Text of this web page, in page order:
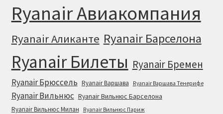
Ryanair Авиакомпания
Ryanair Аликанте Ryanair Барселона
Ryanair Билеты Ryanair Бремен
Ryanair Брюссель Ryanair Варшава Ryanair Варшава Тенерифе
Ryanair Вильнюс Ryanair Вильнюс Барселона
Ryanair Вильнюс Милан Ryanair Вильнюс Париж